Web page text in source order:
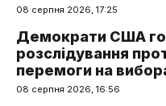
08 серпня 2026, 17:25
Демократи США
розслідування
перемоги на
08 серпня 2026, 16:56